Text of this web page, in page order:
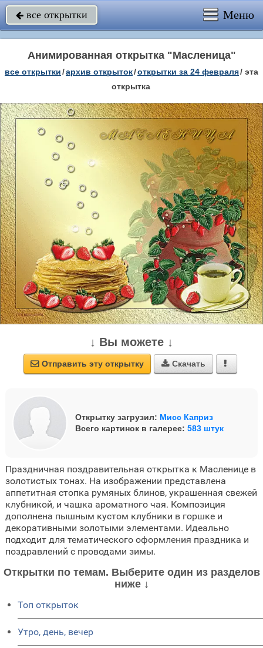
 все открытки Меню
Анимированная открытка "Масленица"
все открытки/архив открыток/открытки за 24 февраля/ эта
открытка
↓ Вы можете ↓
 Отправить эту открытку  Скачать 
Открытку загрузил: Мисс Каприз
Всего картинок в галерее: 583 штук
Праздничная поздравительная открытка к Масленице в
золотистых тонах. На изображении представлена
аппетитная стопка румяных блинов, украшенная свежей
клубникой, и чашка ароматного чая. Композиция
дополнена пышным кустом клубники в горшке и
декоративными золотыми элементами. Идеально
подходит для тематического оформления праздника и
поздравлений с проводами зимы.
Открытки по темам. Выберите один из разделов
ниже ↓
Топ открыток
Утро, день, вечер